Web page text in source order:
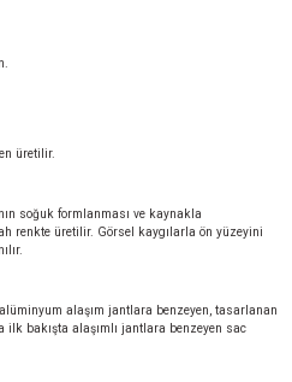
üretilir.
soğuk formlanması ve kaynakla
renkte üretilir. Görsel kaygılarla ön yüzeyini
alaşım jantlara benzeyen, tasarlanan
ilk bakışta alaşımlı jantlara benzeyen sac